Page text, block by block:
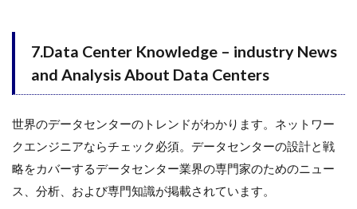
7.Data Center Knowledge – industry News
and Analysis About Data Centers
世界のデータセンターのトレンドがわかります。ネットワー
クエンジニアならチェック必須。データセンターの設計と戦
略をカバーするデータセンター業界の専門家のためのニュー
ス、分析、および専門知識が掲載されています。